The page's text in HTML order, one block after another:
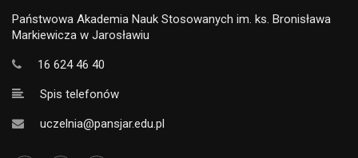
Państwowa Akademia Nauk Stosowanych im. ks. Bronisława
Markiewicza w Jarosławiu
16 624 46 40
Spis telefonów
uczelnia@pansjar.edu.pl